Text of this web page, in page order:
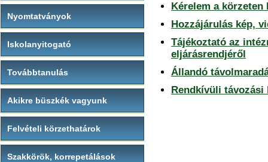
Nyomtatványok
Iskolanyitogató
Továbbtanulás
Akikre büszkék vagyunk
Felvételi körzethatárok
Szakkörök, korrepetálások
Kérelem a
Hozzájárulás kép,
Tájékoztató az
eljárásrendjéről
Állandó
Rendkívüli távozási